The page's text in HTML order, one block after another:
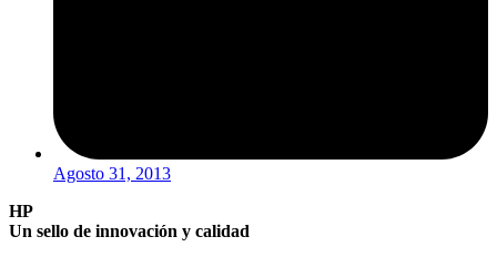
Agosto 31, 2013
HP
Un sello de innovación y calidad